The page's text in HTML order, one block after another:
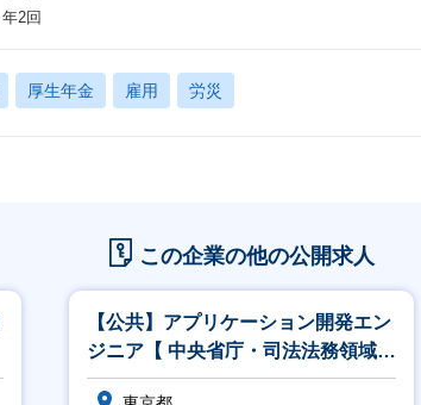
年2回
厚生年金 雇用 労災
この企業の他の公開求人
【公共】アプリケーション開発エン
ジニア【 中央省庁・司法法務領域】
<564>